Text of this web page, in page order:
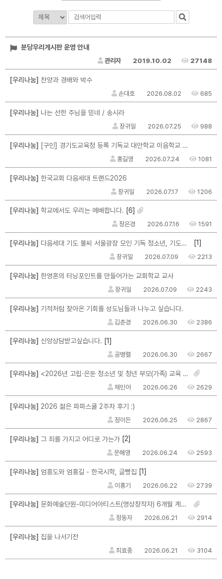
분당우리게시판 운영 안내
관리자 2019.10.02 27148
[우리나눔] 찬양과 경배와 박수
손대호 2026.08.02 685
[우리나눔] 나는 선한 주님을 믿네 / 송시라
장귀일 2026.07.25 988
[우리나눔] [구인] 경기도교육청 등록 기독교 대안학교 이음학교 교직원 채용 공고
홍길영 2026.07.24 1081
[우리나눔] 한국교회 다음세대 트랜드2026
장귀일 2026.07.17 1206
[우리나눔] 학교에서도 우리는 예배합니다. [6]
정은경 2026.07.16 1591
[우리나눔] 다음세대 기도 불씨 서울광장 모인 기독 청소년, 기도운동 불씨 지폈다 [1]
장귀일 2026.07.09 2213
[우리나눔] 한영혼의 터닝포인트를 만들어가는 교회학교 교사
장귀일 2026.07.09 2243
[우리나눔] 기적처럼 찾아온 기회를 성도님들과 나누고 싶습니다.
김춘경 2026.06.30 2386
[우리나눔] 신앙상담받고싶습니다. [1]
공병렬 2026.06.30 2667
[우리나눔] <2026년 고립·은둔 청소년 및 청년 부모(가족) 교육 및 자조모임 참여자 모집>
채민아 2026.06.26 2629
[우리나눔] 2026 젊은 파파스쿨 2주차 후기 :)
정이든 2026.06.25 2867
[우리나눔] 그 죄를 가지고 어디로 가는가 [2]
문혜영 2026.06.24 2593
[우리나눔] 엄흥도와 엄홍길 - 한국시학, 글빵집 [1]
이홍기 2026.06.22 2739
[우리나눔] 문화예술단원-미디어아티스트(영상창작자) 6개월 계약직 채용 안내
정동자 2026.06.21 2914
[우리나눔] 집을 나서기전
최효종 2026.06.21 3104